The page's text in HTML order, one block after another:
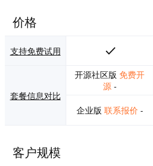
价格
支持免费试用
套餐信息对比
开源社区版 免费开
源-
企业版 联系报价 -
客户规模